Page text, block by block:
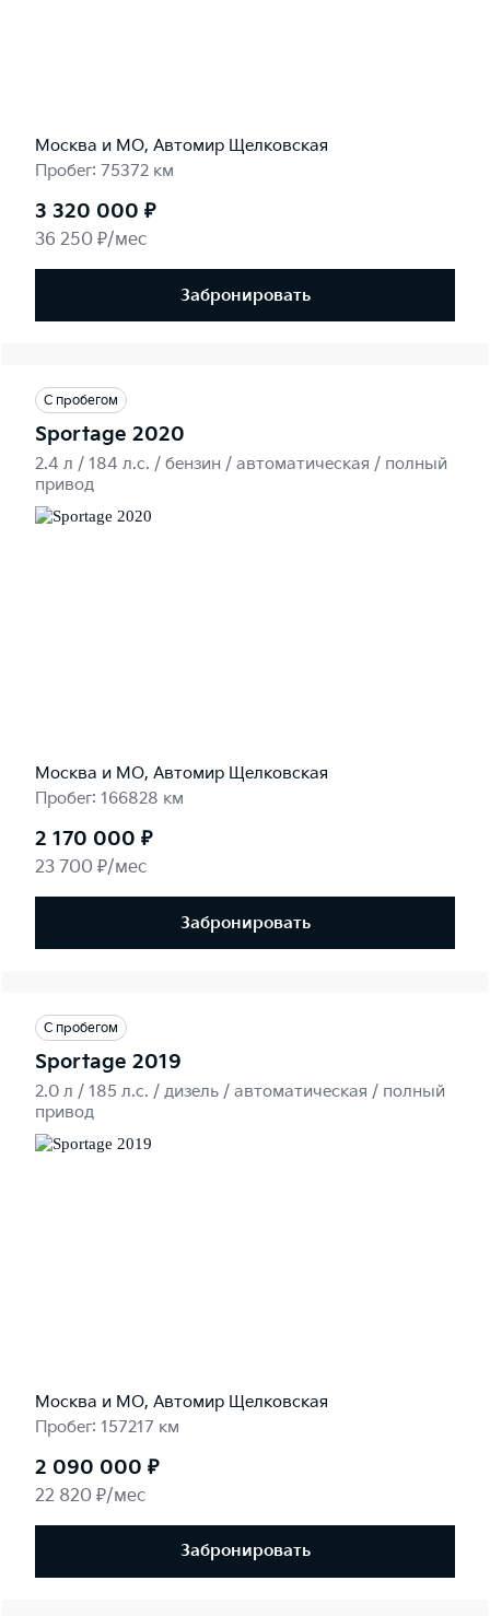
Москва и МО, Автомир Щелковская
Пробег: 75372 км
3 320 000 ₽
36 250 ₽/мес
Забронировать
С пробегом
Sportage 2020
2.4 л / 184 л.c. / бензин / автоматическая / полный
привод
Москва и МО, Автомир Щелковская
Пробег: 166828 км
2 170 000 ₽
23 700 ₽/мес
Забронировать
С пробегом
Sportage 2019
2.0 л / 185 л.c. / дизель / автоматическая / полный
привод
Москва и МО, Автомир Щелковская
Пробег: 157217 км
2 090 000 ₽
22 820 ₽/мес
Забронировать